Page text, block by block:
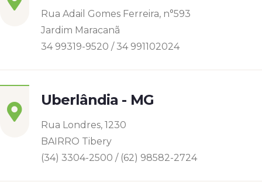
Rua Adail Gomes Ferreira, n°593
Jardim Maracanã
34 99319-9520 / 34 991102024
Uberlândia - MG
Rua Londres, 1230
BAIRRO Tibery
(34) 3304-2500 / (62) 98582-2724